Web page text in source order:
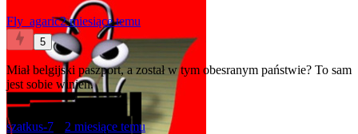
Fly_agaric2 miesiące temu
5
Miał belgijski paszport, a został w tym obesranym państwie? To sam
jest sobie winien.
szatkus-7 2 miesiące temu